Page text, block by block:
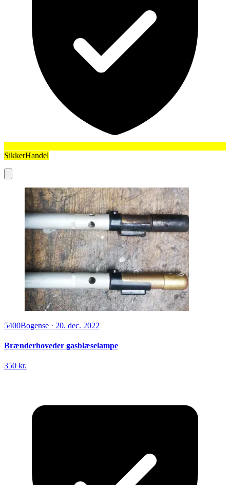
SikkerHandel
5400Bogense · 20. dec. 2022
Brænderhoveder gasblæselampe
350 kr.